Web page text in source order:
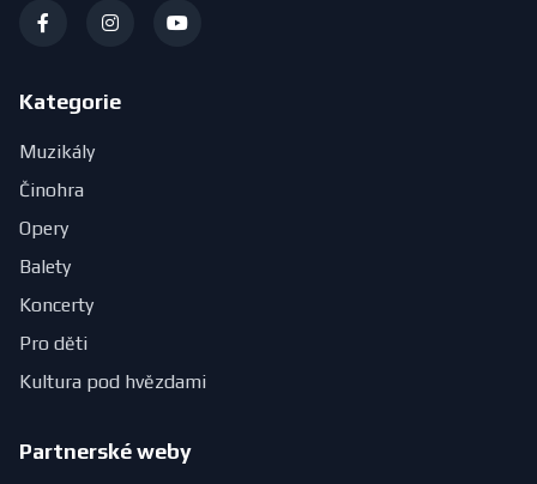
Kategorie
Muzikály
Činohra
Opery
Balety
Koncerty
Pro děti
Kultura pod hvězdami
Partnerské weby